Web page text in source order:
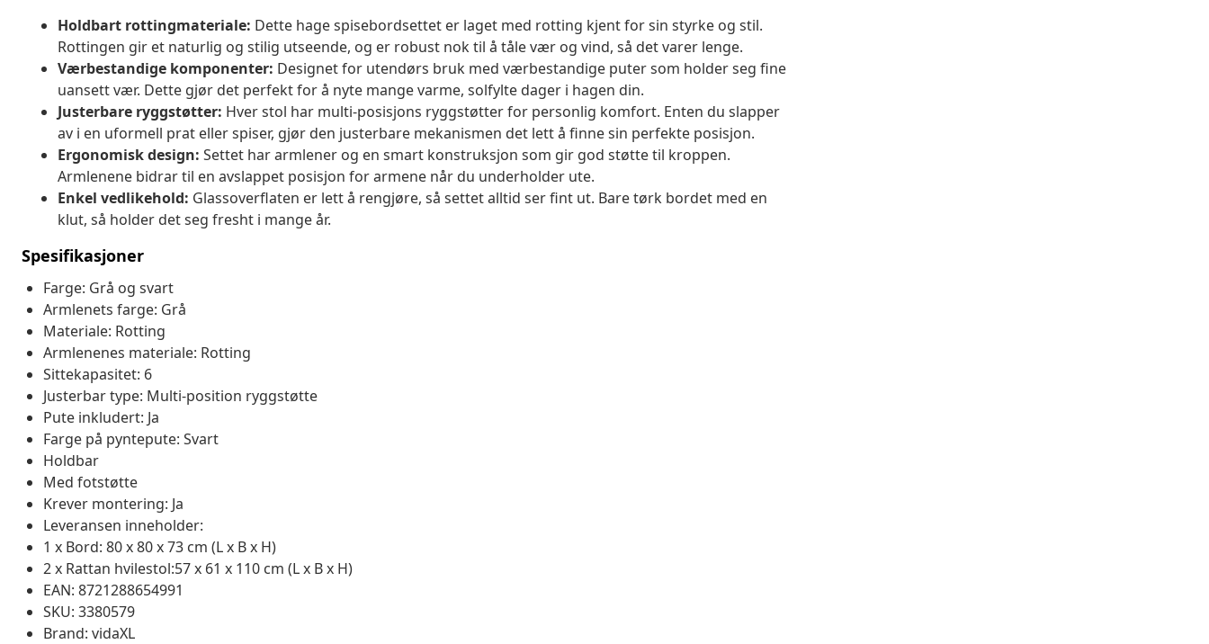
Holdbart rottingmateriale: Dette hage spisebordsettet er laget med rotting kjent for sin styrke og stil.
Rottingen gir et naturlig og stilig utseende, og er robust nok til å tåle vær og vind, så det varer lenge.
Værbestandige komponenter: Designet for utendørs bruk med værbestandige puter som holder seg fine
uansett vær. Dette gjør det perfekt for å nyte mange varme, solfylte dager i hagen din.
Justerbare ryggstøtter: Hver stol har multi-posisjons ryggstøtter for personlig komfort. Enten du slapper
av i en uformell prat eller spiser, gjør den justerbare mekanismen det lett å finne sin perfekte posisjon.
Ergonomisk design: Settet har armlener og en smart konstruksjon som gir god støtte til kroppen.
Armlenene bidrar til en avslappet posisjon for armene når du underholder ute.
Enkel vedlikehold: Glassoverflaten er lett å rengjøre, så settet alltid ser fint ut. Bare tørk bordet med en
klut, så holder det seg fresht i mange år.
Spesifikasjoner
Farge: Grå og svart
Armlenets farge: Grå
Materiale: Rotting
Armlenenes materiale: Rotting
Sittekapasitet: 6
Justerbar type: Multi-position ryggstøtte
Pute inkludert: Ja
Farge på pyntepute: Svart
Holdbar
Med fotstøtte
Krever montering: Ja
Leveransen inneholder:
1 x Bord: 80 x 80 x 73 cm (L x B x H)
2 x Rattan hvilestol:57 x 61 x 110 cm (L x B x H)
EAN: 8721288654991
SKU: 3380579
Brand: vidaXL